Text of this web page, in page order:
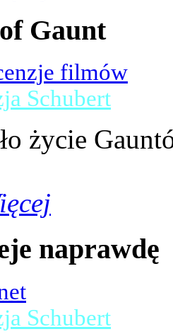
Gaunt
filmów
Schubert
życie
naprawdę
Schubert